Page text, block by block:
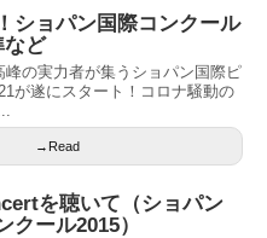
ショパン国際コンクール
など
峰の実力者が集うショパン国際ピ
が遂にスタート！コロナ騒動の
→Read
を聴いて（ショパン
クール2015）